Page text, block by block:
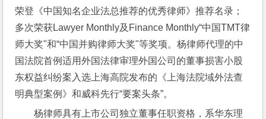
荣登《中国知名企业法总推荐的优秀律师》推荐名录；
多次荣获Lawyer Monthly及Finance Monthly“中国TMT律
师大奖"和“中国并购律师大奖"等奖项。杨律师代理的中
国法院首例适用外国法律审理外国公司的董事损害小股
东权益纠纷案入选上海高院发布的《上海法院域外法查
明典型案例》和威科先行“要案头条”。
杨律师具有上市公司独立董事任职资格，系华东理